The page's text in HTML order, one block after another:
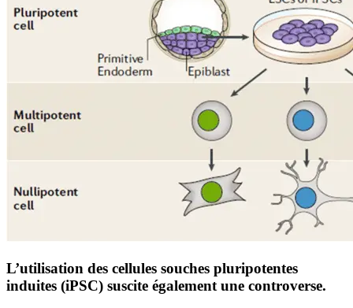
L’utilisation des cellules souches pluripotentes
induites (iPSC) suscite également une controverse.